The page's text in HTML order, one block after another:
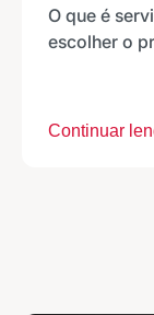
O que é
escolher o
Continuar